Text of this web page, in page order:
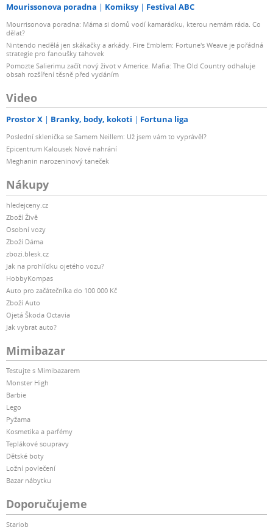
Mourissonova poradna Komiksy Festival ABC
Mourrisonova poradna: Máma si domů vodí kamarádku, kterou nemám ráda. Co
dělat?
Nintendo nedělá jen skákačky a arkády. Fire Emblem: Fortune's Weave je pořádná
strategie pro fanoušky tahovek
Pomozte Salierimu začít nový život v Americe. Mafia: The Old Country odhaluje
obsah rozšíření těsně před vydáním
Video
Prostor X Branky, body, kokoti Fortuna liga
Poslední sklenička se Samem Neillem: Už jsem vám to vyprávěl?
Epicentrum Kalousek Nové nahrání
Meghanin narozeninový taneček
Nákupy
hledejceny.cz
Zboží Živě
Osobní vozy
Zboží Dáma
zbozi.blesk.cz
Jak na prohlídku ojetého vozu?
HobbyKompas
Auto pro začátečníka do 100 000 Kč
Zboží Auto
Ojetá Škoda Octavia
Jak vybrat auto?
Mimibazar
Testujte s Mimibazarem
Monster High
Barbie
Lego
Pyžama
Kosmetika a parfémy
Teplákové soupravy
Dětské boty
Ložní povlečení
Bazar nábytku
Doporučujeme
Starjob